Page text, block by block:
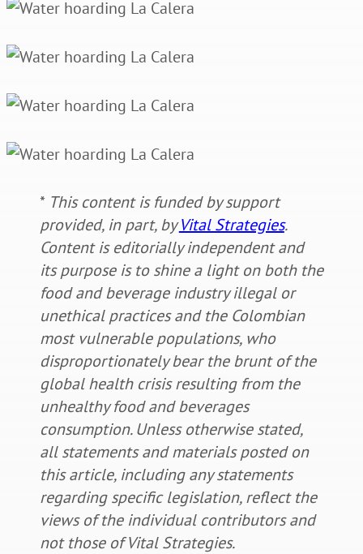
* This content is funded by support
provided, in part, byVital Strategies.
Content is editorially independent and
its purpose is to shine a light on both the
food and beverage industry illegal or
unethical practices and the Colombian
most vulnerable populations, who
disproportionately bear the brunt of the
global health crisis resulting from the
unhealthy food and beverages
consumption. Unless otherwise stated,
all statements and materials posted on
this article, including any statements
regarding specific legislation, reflect the
views of the individual contributors and
not those of Vital Strategies.